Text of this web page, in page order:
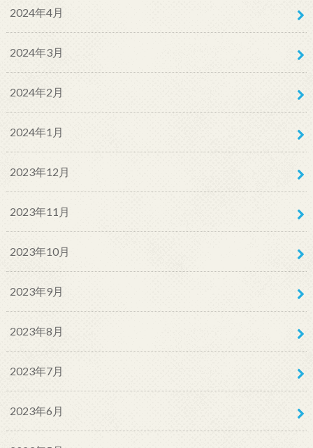
2024年4月
2024年3月
2024年2月
2024年1月
2023年12月
2023年11月
2023年10月
2023年9月
2023年8月
2023年7月
2023年6月